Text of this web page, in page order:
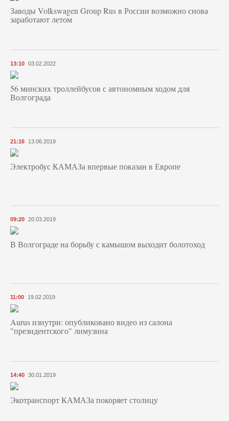
Заводы Volkswagen Group Rus в России возможно снова
заработают летом
13:10 03.02.2022
56 минских троллейбусов с автономным ходом для
Волгограда
21:16 13.06.2019
Электробус КАМАЗа впервые показан в Европе
09:20 20.03.2019
В Волгограде на борьбу с камышом выходит болотоход
11:00 19.02.2019
Aurus изнутри: опубликовано видео из салона
"президентского" лимузина
14:40 30.01.2019
Экотранспорт КАМАЗа покоряет столицу